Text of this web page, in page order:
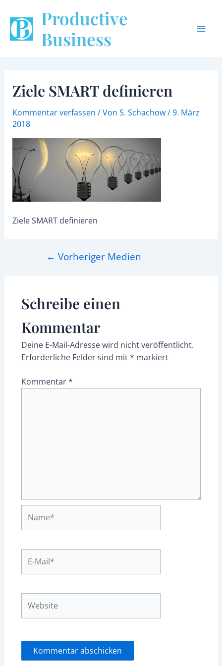
Inhalt
springen
Productive
Business
Ziele SMART definieren
Kommentar verfassen / Von S. Schachow/9. März
2018
Ziele SMART definieren
← Vorheriger Medien
Schreibe einen
Kommentar
Deine E-Mail-Adresse wird nicht veröffentlicht.
Erforderliche Felder sind mit* markiert
Kommentar*
Mail*